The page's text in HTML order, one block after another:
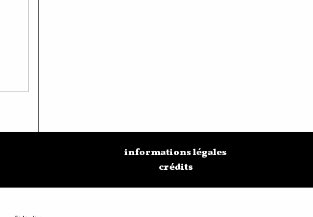
informations légales
crédits